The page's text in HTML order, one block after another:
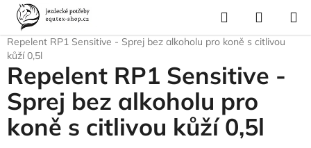
Přejít
obsah
Hledat
KOŠÍK
Domů
Pro koně
Repelent RP1 Sensitive - Sprej bez alkoholu pro koně s citlivou
kůží 0,5l
Repelent RP1 Sensitive -
Sprej bez alkoholu pro
koně s citlivou kůží 0,5l